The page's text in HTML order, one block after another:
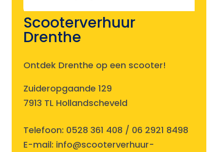
Scooterverhuur
Drenthe
Ontdek Drenthe op een scooter!
Zuideropgaande 129
7913 TL Hollandscheveld
Telefoon: 0528 361 408 / 06 2921 8498
E-mail: info@scooterverhuur-